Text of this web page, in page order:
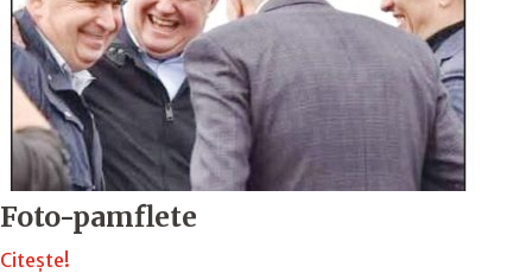
Foto-pamflete
Citește!